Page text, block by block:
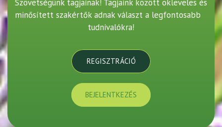
Szövetségünk tagjainak! Tagjaink között okleveles és
minősített szakértők adnak választ a legfontosabb
tudnivalókra!
REGISZTRÁCIÓ
BEJELENTKEZÉS